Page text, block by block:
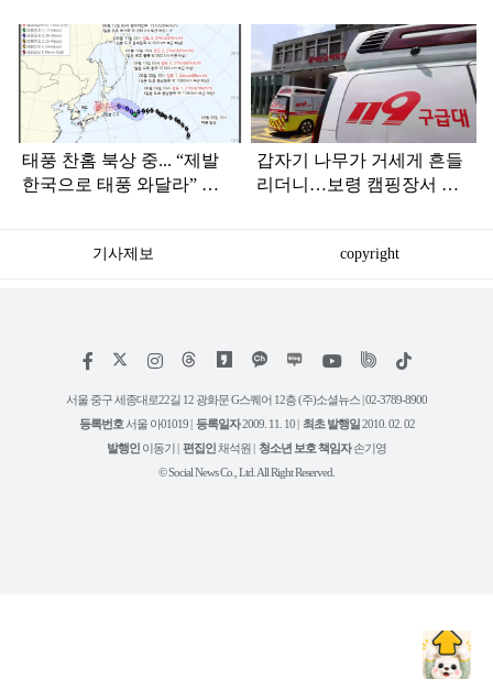
탑
라
인
태풍 찬홈 북상 중... “제발
한국으로 태풍 와달라” 말
갑자기 나무가 거세게 흔들
리더니…보령 캠핑장서 일
기사제보 copyright
페
스
인
타
램
위
트
유
튜
틱
서울 중구 세종대로22길 12 광화문 G스퀘어 12층 (주)소셜뉴스 | 02-3789-8900
등록번호 서울 아01019 | 등록일자2009. 11. 10 | 최초 발행일 2010. 02. 02
발행인 이동기 | 편집인 채석원 | 청소년 보호 책임자손기영
© Social News Co., Ltd. All Right Reserved.